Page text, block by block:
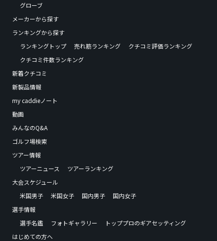
グローブ
メーカーから探す
ランキングから探す
ランキングトップ
売れ筋ランキング
クチコミ評価ランキング
クチコミ件数ランキング
新着クチコミ
新製品情報
my caddieノート
動画
みんなのQ&A
ゴルフ場検索
ツアー情報
ツアーニュース
ツアーランキング
大会スケジュール
米国男子
米国女子 国内男子
国内女子
選手情報
選手名鑑
フォトギャラリー
トッププロのギアセッティング
はじめての方へ